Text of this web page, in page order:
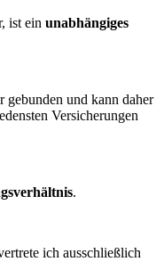
ist ein unabhängiges
gebunden und kann daher
Versicherungen
.
ich ausschließlich